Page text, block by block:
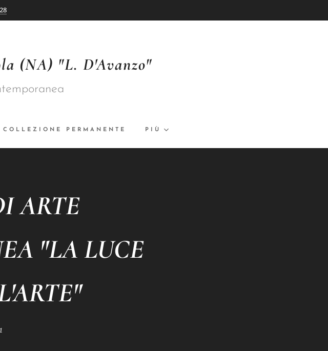
(NA) "L. D'Avanzo"
COLLEZIONE PERMANENTE PIÙ
ARTE
"LA LUCE